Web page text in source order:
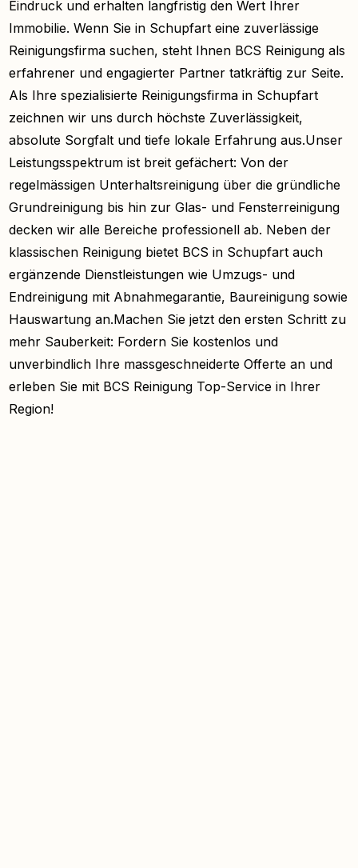
Eindruck und erhalten langfristig den Wert Ihrer
Immobilie. Wenn Sie in Schupfart eine zuverlässige
Reinigungsfirma suchen, steht Ihnen BCS Reinigung als
erfahrener und engagierter Partner tatkräftig zur Seite.
Als Ihre spezialisierte Reinigungsfirma in Schupfart
zeichnen wir uns durch höchste Zuverlässigkeit,
absolute Sorgfalt und tiefe lokale Erfahrung aus.Unser
Leistungsspektrum ist breit gefächert: Von der
regelmässigen Unterhaltsreinigung über die gründliche
Grundreinigung bis hin zur Glas- und Fensterreinigung
decken wir alle Bereiche professionell ab. Neben der
klassischen Reinigung bietet BCS in Schupfart auch
ergänzende Dienstleistungen wie Umzugs- und
Endreinigung mit Abnahmegarantie, Baureinigung sowie
Hauswartung an.Machen Sie jetzt den ersten Schritt zu
mehr Sauberkeit: Fordern Sie kostenlos und
unverbindlich Ihre massgeschneiderte Offerte an und
erleben Sie mit BCS Reinigung Top-Service in Ihrer
Region!